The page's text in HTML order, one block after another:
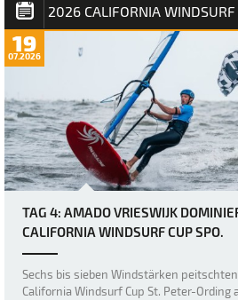
unglaublich hoch, doch über Na…
2026 CALIFORNIA WINDSURF
19
07.2026
TAG 4: AMADO VRIESWIJK
CALIFORNIA WINDSURF CUP SPO.
Sechs bis sieben Windstärken
California Windsurf Cup St. Peter-Ording